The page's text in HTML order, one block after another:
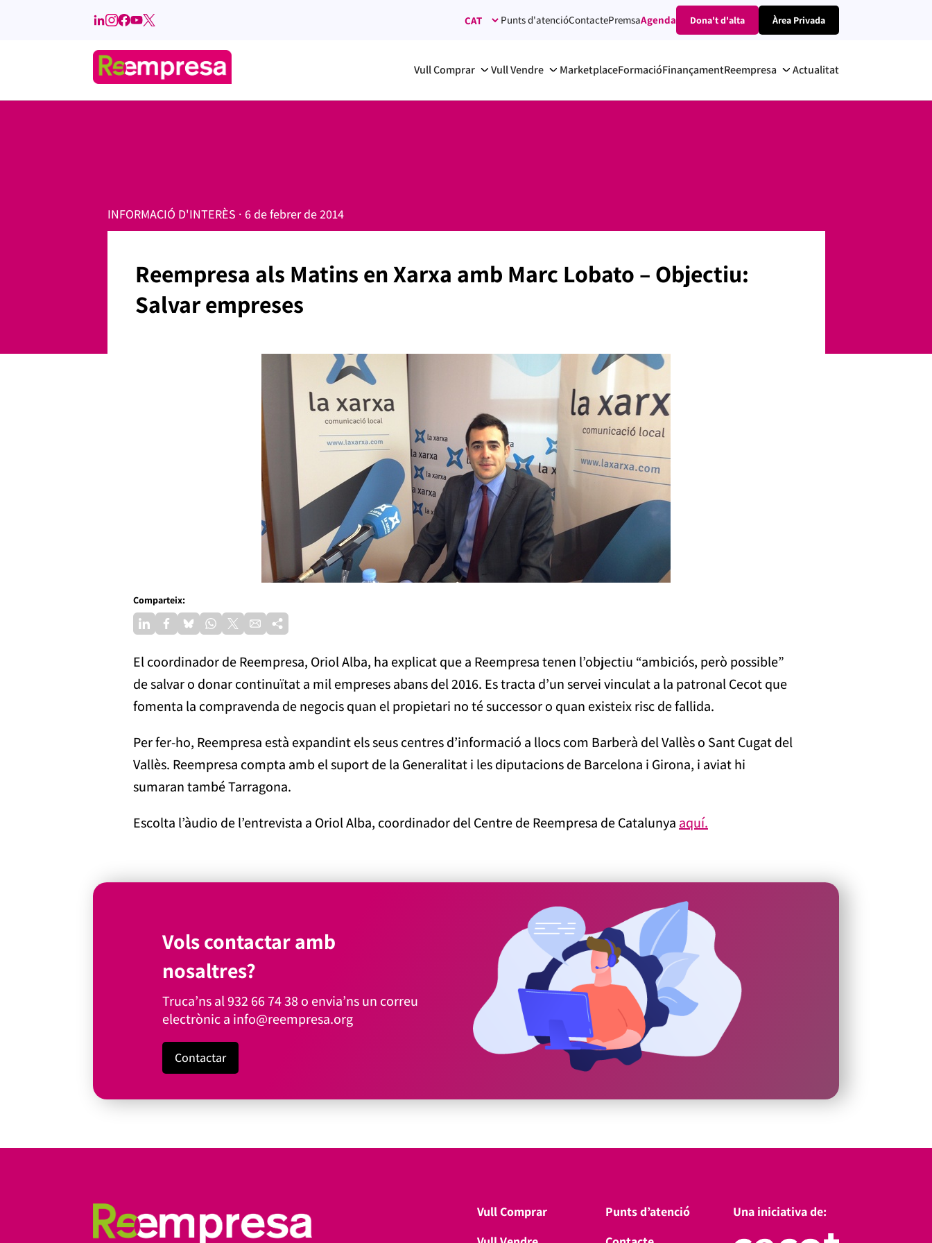
Punts d'atencióContactePremsaAgenda Dona't d'alta Àrea Privada
Vull Comprar Vull Vendre MarketplaceFormacióFinançamentReempresa Actualitat
INFORMACIÓ D'INTERÈS · 6 de febrer de 2014
Reempresa als Matins en Xarxa amb Marc Lobato – Objectiu:
Salvar empreses
Comparteix:
El coordinador de Reempresa, Oriol Alba, ha explicat que a Reempresa tenen l’objectiu “ambiciós, però possible”
de salvar o donar continuïtat a mil empreses abans del 2016. Es tracta d’un servei vinculat a la patronal Cecot que
fomenta la compravenda de negocis quan el propietari no té successor o quan existeix risc de fallida.
Per fer-ho, Reempresa està expandint els seus centres d’informació a llocs com Barberà del Vallès o Sant Cugat del
Vallès. Reempresa compta amb el suport de la Generalitat i les diputacions de Barcelona i Girona, i aviat hi
sumaran també Tarragona.
Escolta l’àudio de l’entrevista a Oriol Alba, coordinador del Centre de Reempresa de Catalunya aquí.
Vols contactar amb
nosaltres?
Truca’ns al932 66 74 38o envia’ns un correu
electrònic a info@reempresa.org
Contactar
Vull Comprar
Punts d’atenció
Una iniciativa de: